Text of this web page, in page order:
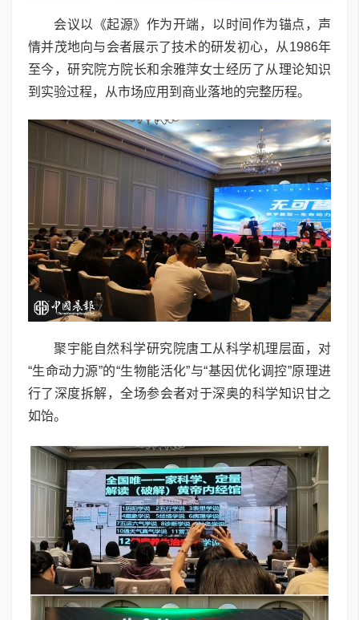
会议以《起源》作为开端，以时间作为锚点，声
情并茂地向与会者展示了技术的研发初心，从1986年
至今，研究院方院长和余雅萍女士经历了从理论知识
到实验过程，从市场应用到商业落地的完整历程。
聚宇能自然科学研究院唐工从科学机理层面，对
“生命动力源”的“生物能活化”与“基因优化调控”原理进
行了深度拆解，全场参会者对于深奥的科学知识甘之
如饴。